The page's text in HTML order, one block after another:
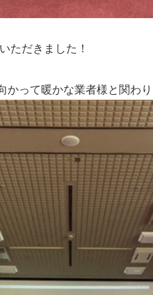
ただきました！
かって暖かな業者様と関わ